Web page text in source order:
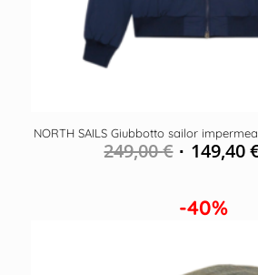
NORTH SAILS Giubbotto sailor
249,00€ 149,40
-40%